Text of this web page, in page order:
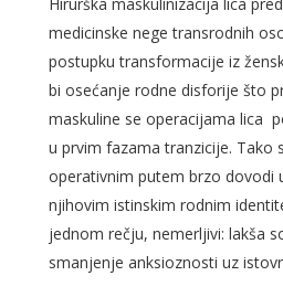
medicinske nege transrodnih
postupku transformacije iz
bi osećanje rodne disforije što
maskuline se operacijama lica
u prvim fazama tranzicije. Tako
operativnim putem brzo dovodi
njihovim istinskim rodnim
jednom rečju, nemerljivi: lakša
smanjenje anksioznosti uz